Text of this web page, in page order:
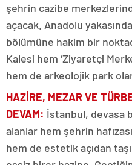
şehrin cazibe
açacak. Anadolu
bölümüne hakim bir
Kalesi hem ‘Ziyaretçi
hem de arkeolojik park
HAZİRE, MEZAR VE
DEVAM: İstanbul, devasa
alanlar hem şehrin
hem de estetik açıdan